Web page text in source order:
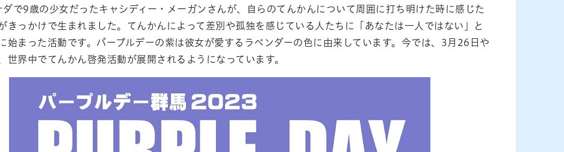
で9歳の少女だったキャシディー・メーガンさんが、自らのてんかんについて周囲に打ち明けた時に感じた
きっかけで生まれました。てんかんによって差別や孤独を感じている人たちに「あなたは一人ではない」と
始まった活動です。パープルデーの紫は彼女が愛するラベンダーの色に由来しています。今では、3月26日や
世界中でてんかん啓発活動が展開されるようになっています。